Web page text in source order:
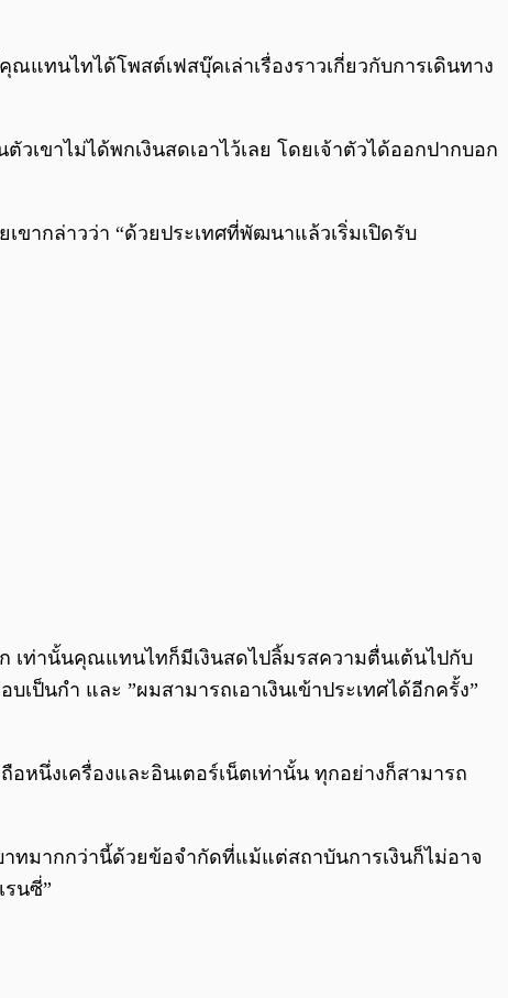
0:00/
ทนไทได้โพสต์เฟสบุ๊คเล่าเรื่องราวเกี่ยวกับการเดินทาง
เขาไม่ได้พกเงินสดเอาไว้เลย โดยเจ้าตัวได้ออกปากบอก
ขากล่าวว่า “ด้วยประเทศที่พัฒนาแล้วเริ่มเปิดรับ
เท่านั้นคุณแทนไทก็มีเงินสดไปลิ้มรสความตื่นเต้นไปกับ
เป็นกำ และ ”ผมสามารถเอาเงินเข้าประเทศได้อีกครั้ง”
นึ่งเครื่องและอินเตอร์เน็ตเท่านั้น ทุกอย่างก็สามารถ
ทมากกว่านี้ด้วยข้อจำกัดที่แม้แต่สถาบันการเงินก็ไม่อาจ
นซี่”